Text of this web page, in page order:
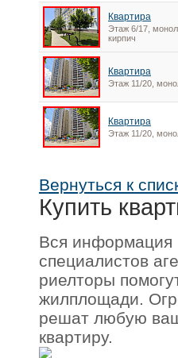
Квартира
Этаж 6/17,
кирпич
Квартира
Этаж 11/20,
Квартира
Этаж 11/20,
Вернуться к
Купить
Вся информация
специалистов
риелторы
жилплощади.
решат любую
квартиру.